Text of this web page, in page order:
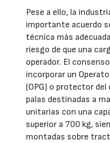
Pese a ello, la
importante acuerdo
técnica más
riesgo de que una
operador. El
incorporar un
(OPG) o protector del
palas destinadas a
unitarias con una
superior a 700 kg,
montadas sobre